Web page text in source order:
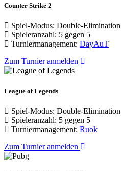
Counter Strike 2
Spiel-Modus: Double-Elimination
Spieleranzahl: 5 gegen 5
Turniermanagement: DayAuT
Zum Turnier anmelden
League of Legends
Spiel-Modus: Double-Elimination
Spieleranzahl: 5 gegen 5
Turniermanagement: Ruok
Zum Turnier anmelden